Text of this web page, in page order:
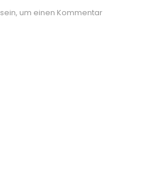
sein, um einen Kommentar